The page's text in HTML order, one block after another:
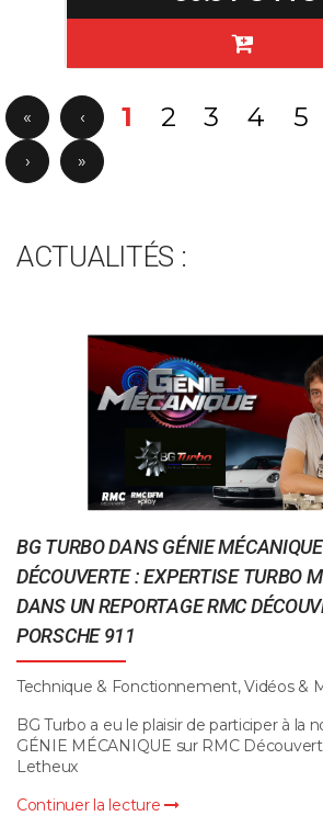
« ‹ 1 2 3 4 5
› »
ACTUALITÉS :
BG TURBO DANS GÉNIE
DÉCOUVERTE : EXPERTISE TURBO
DANS UN REPORTAGE RMC
PORSCHE 911
Technique & Fonctionnement, Vidéos &
BG Turbo a eu le plaisir de participer à la
GÉNIE MÉCANIQUE sur RMC
Letheux
Continuer la lecture